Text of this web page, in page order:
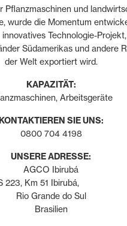
Pflanzmaschinen und
wurde die Momentum
Technologie-
Südamerikas und andere
der Welt exportiert wird.
KAPAZITÄT:
Arbeitsgeräte
SIE UNS:
0800 704 4198
UNSERE ADRESSE:
AGCO Ibirubá
RS 223, Km 51
Rio Grande do Sul
Brasilien